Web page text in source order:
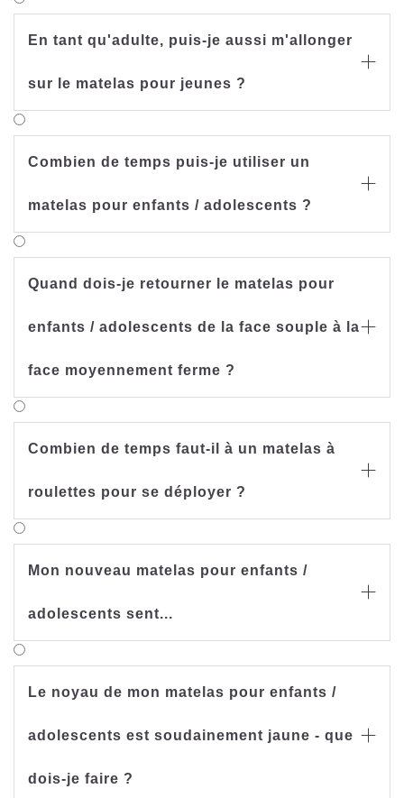
En tant qu'adulte, puis-je aussi m'allonger
sur le matelas pour jeunes ?

Combien de temps puis-je utiliser un
matelas pour enfants / adolescents ?

Quand dois-je retourner le matelas pour
enfants / adolescents de la face souple à la
face moyennement ferme ?

Combien de temps faut-il à un matelas à
roulettes pour se déployer ?

Mon nouveau matelas pour enfants /
adolescents sent...

Le noyau de mon matelas pour enfants /
adolescents est soudainement jaune - que
dois-je faire ?
